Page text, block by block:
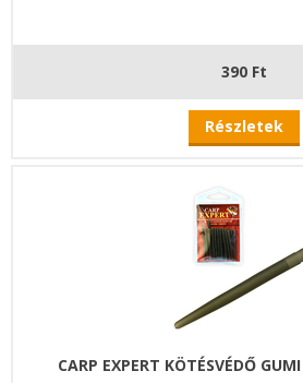
390 Ft
Részletek
CARP EXPERT KÖTÉSVÉDŐ